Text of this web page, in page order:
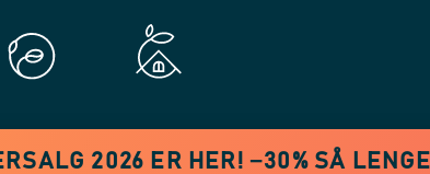
2026 ER HER! −30% SÅ